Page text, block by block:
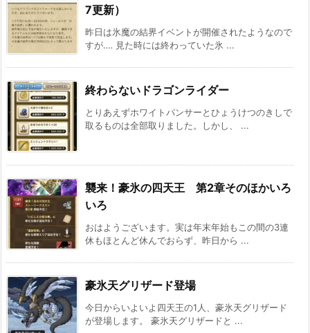
7更新）
昨日は氷魔の結界イベントが開催されたようなので
すが‥‥ 見た時には終わっていた氷 ...
終わらないドラゴンライダー
とりあえずホワイトパンサーとひょうけつのきしで
取るものは全部取りました。しかし、 ...
襲来！豪氷の四天王 第2章そのほかいろ
いろ
おはようございます。実は年末年始もこの間の3連
休もほとんど休んでおらず、昨日から ...
豪氷天グリザード登場
今日からいよいよ四天王の1人、豪氷天グリザード
が登場します。 豪氷天グリザードと ...